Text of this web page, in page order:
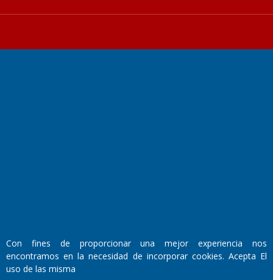
Domicilio Legal: José Ingenieros 855,
Con fines de proporcionar una mejor experiencia nos
encontramos en la necesidad de incorporar cookies. Acepta El
uso de las misma